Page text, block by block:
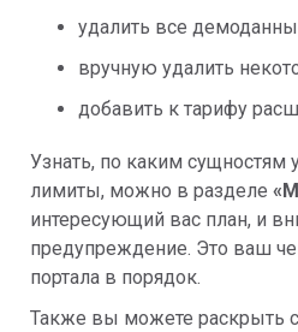
удалить все
вручную удалить
добавить к тарифу
Узнать, по каким
лимиты, можно в разделе
интересующий вас план, и
предупреждение. Это ваш
портала в порядок.
Также вы можете раскрыть